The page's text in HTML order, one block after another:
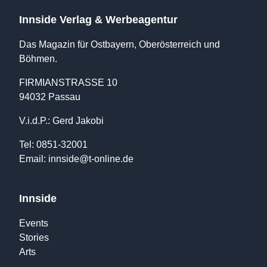
Innside Verlag & Werbeagentur
Das Magazin für Ostbayern, Oberösterreich und
Böhmen.
FIRMIANSTRASSE 10
94032 Passau
V.i.d.P.: Gerd Jakobi
Tel: 0851-32001
Email: innside@t-online.de
Innside
Events
Stories
Arts